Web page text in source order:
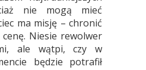
nie mogą mieć
ma misję – chronić
Niesie rewolwer
ale wątpi, czy w
będzie potrafił